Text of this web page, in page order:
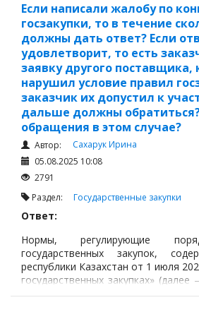
Если написали жалобу по
госзакупки, то в течение
должны дать ответ? Если
удовлетворит, то есть
заявку другого поставщика,
нарушил условие правил
заказчик их допустил к
дальше должны обратиться?
обращения в этом случае?
Автор:
Сахарук Ирина
05.08.2025 10:08
2791
Раздел: Государственные закупки
Ответ:
Нормы, регулирующие
государственных закупок,
республики Казахстан от 1 июля
государственных закупках»
осуществления